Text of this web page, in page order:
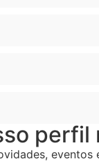
perfil
eventos